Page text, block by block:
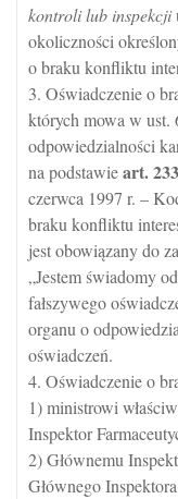
kontroli lub inspekcji
okoliczności
o braku konfliktu
3. Oświadczenie o
których mowa w ust.
odpowiedzialności
na podstawieart.233
czerwca 1997 r. –
braku konfliktu
jest obowiązany do
„Jestem świadomy
fałszywego
organu o
oświadczeń.
4. Oświadczenie o
1) ministrowi
Inspektor
2) Głównemu
Głównego